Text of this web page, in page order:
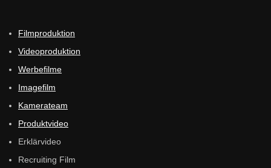
ASABI® – I have a secret
Filmproduktion
Videoproduktion
Werbefilme
Imagefilm
Kamerateam
Produktvideo
Erklärvideo
Recruiting Film